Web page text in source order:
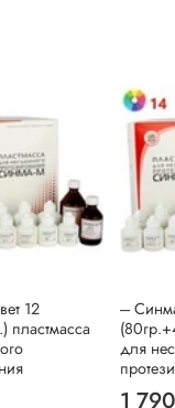
12
пластмасса
---
для
1